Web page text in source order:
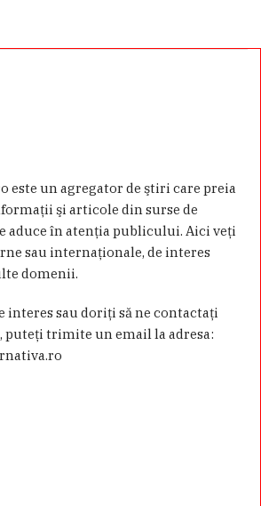
este un agregator de ştiri care preia
şi articole din surse de
aduce în atenţia publicului. Aici veţi
sau internaţionale, de interes
domenii.
interes sau doriţi să ne contactaţi
puteţi trimite un email la adresa: